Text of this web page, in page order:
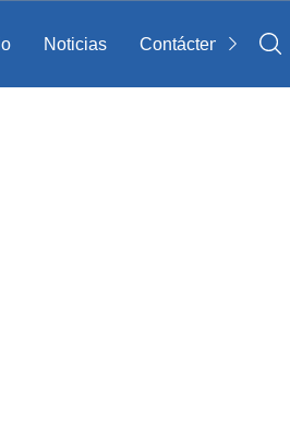
Noticias Contáctenos